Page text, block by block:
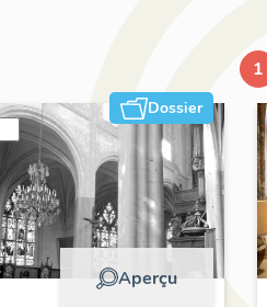
1
Dossier
Aperçu